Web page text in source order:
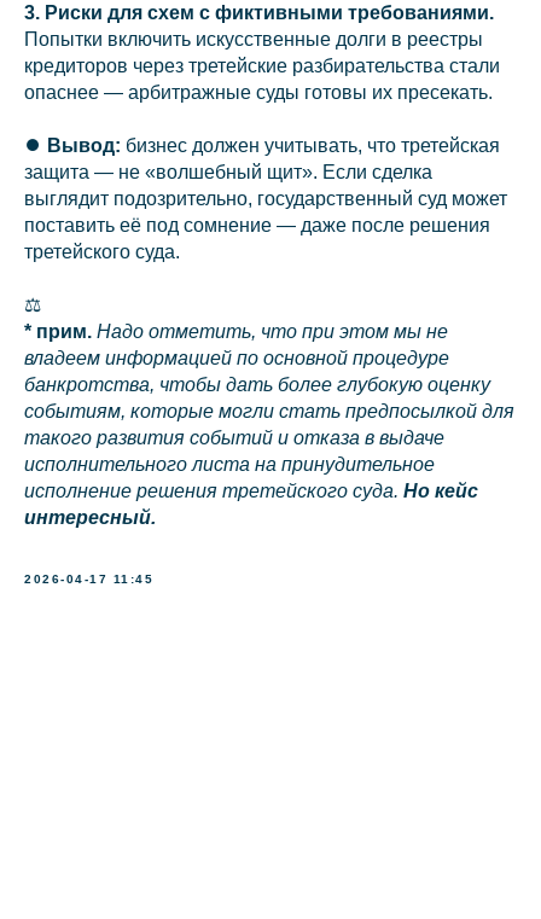
3. Риски для схем с фиктивными требованиями.
Попытки включить искусственные долги в реестры
кредиторов через третейские разбирательства стали
опаснее — арбитражные суды готовы их пресекать.
⏺️ Вывод: бизнес должен учитывать, что третейская
защита — не «волшебный щит». Если сделка
выглядит подозрительно, государственный суд может
поставить её под сомнение — даже после решения
третейского суда.
⚖️
* прим. Надо отметить, что при этом мы не
владеем информацией по основной процедуре
банкротства, чтобы дать более глубокую оценку
событиям, которые могли стать предпосылкой для
такого развития событий и отказа в выдаче
исполнительного листа на принудительное
исполнение решения третейского суда. Но кейс
интересный.
2026-04-17 11:45
info@kurbalov.ru
+7 911 925-66-88